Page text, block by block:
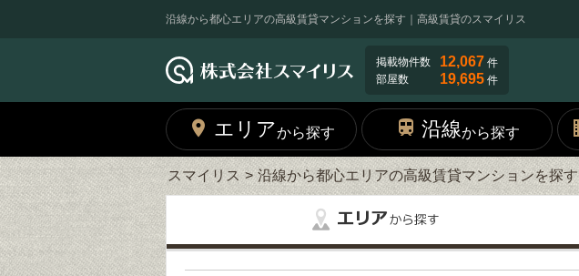
沿線から都心エリアの高級賃貸マンションを探す｜高級賃貸のスマイリス
掲載物件数 12,067 件
部屋数
19,695 件
エリアから探す 沿線から探す
スマイリス 沿線から都心エリアの高級賃貸マンションを探す